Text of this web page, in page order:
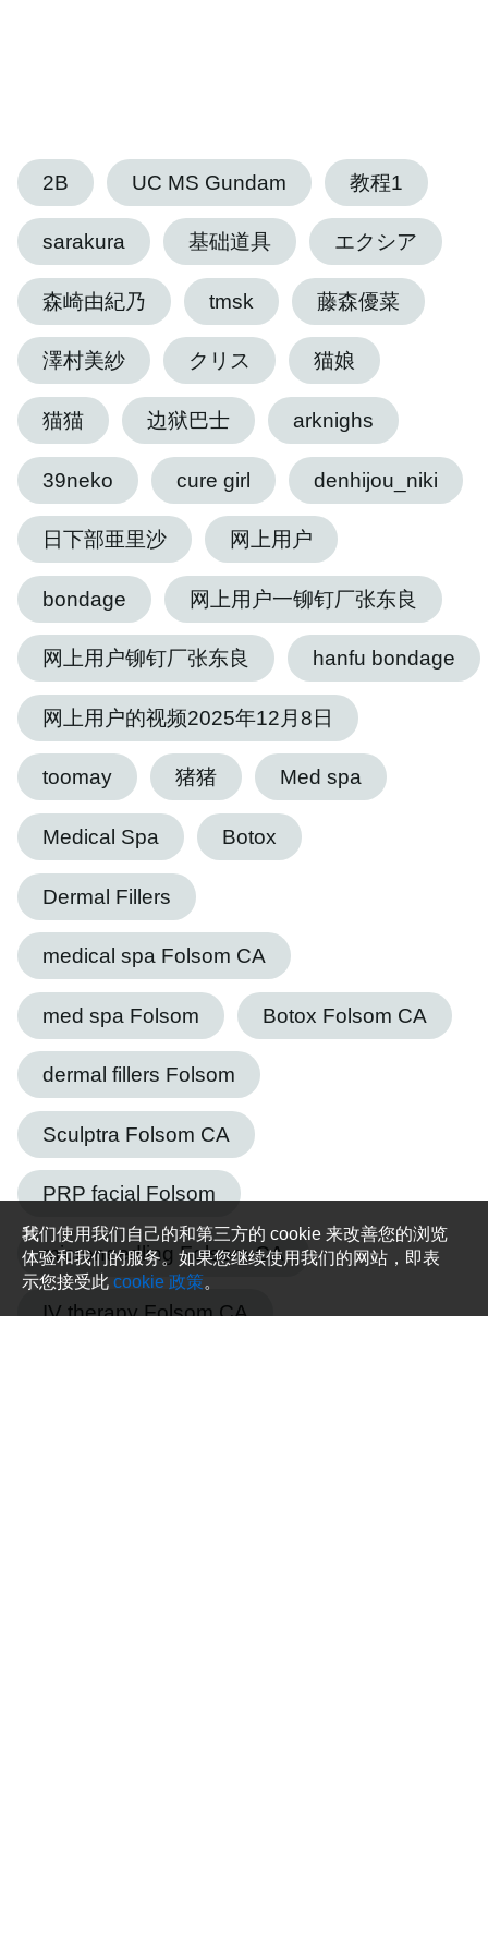
2B UC MS Gundam 教程1
sarakura 基础道具 エクシア
森崎由紀乃 tmsk 藤森優菜
澤村美紗 クリス 猫娘
猫猫 边狱巴士 arknighs
39neko cure girl denhijou_niki
日下部亜里沙 网上用户
bondage 网上用户一铆钉厂张东良
网上用户铆钉厂张东良 hanfu bondage
网上用户的视频2025年12月8日
toomay 猪猪 Med spa
Medical Spa Botox
Dermal Fillers
medical spa Folsom CA
med spa Folsom Botox Folsom CA
dermal fillers Folsom
Sculptra Folsom CA
PRP facial Folsom
microneedling Folsom CA
IV therapy Folsom CA
我们使用我们自己的和第三方的 cookie 来改善您的浏览
体验和我们的服务。如果您继续使用我们的网站，即表
示您接受此 cookie 政策。